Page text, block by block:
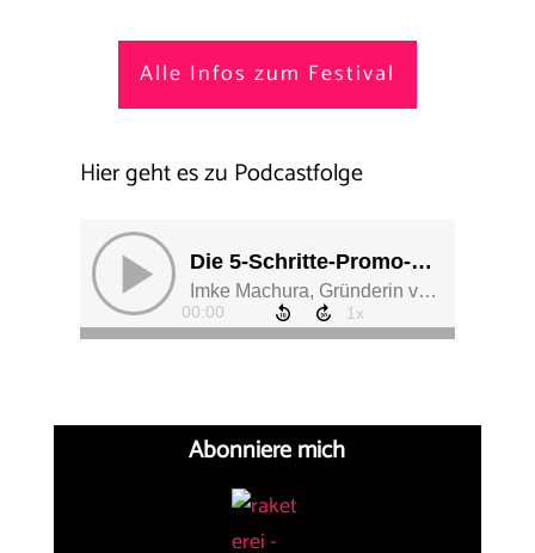
Alle Infos zum Festival
Hier geht es zu Podcastfolge
Abonniere mich